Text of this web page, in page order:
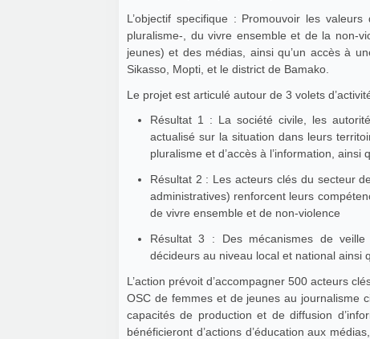
L’objectif specifique : Promouvoir les
pluralisme-, du vivre ensemble et de la non-
jeunes) et des médias, ainsi qu’un accès à
Sikasso, Mopti, et le district de Bamako.
Le projet est articulé autour de 3 volets
Résultat 1 : La société civile, les
actualisé sur la situation dans leurs
pluralisme et d’accès à l’information,
Résultat 2 : Les acteurs clés du secteur
administratives) renforcent leurs
de vivre ensemble et de non-violence
Résultat 3 : Des mécanismes de
décideurs au niveau local et national ainsi
L’action prévoit d’accompagner 500 acteurs clés
OSC de femmes et de jeunes au journalisme
capacités de production et de diffusion
bénéficieront d’actions d’éducation aux